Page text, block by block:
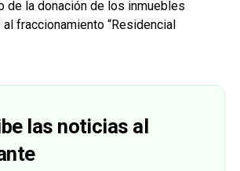
de la donación de los inmuebles
fraccionamiento “Residencial
las noticias al